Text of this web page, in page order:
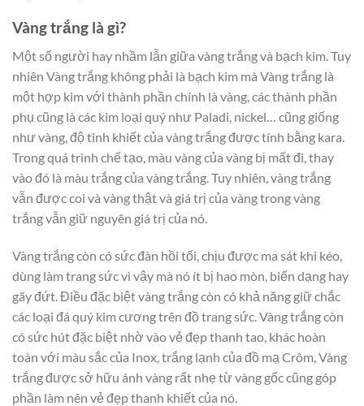
Vàng trắng là gì?
Một số người hay nhầm lẫn giữa vàng trắng và bạch kim. Tuy
nhiên Vàng trắng không phải là bạch kim mà Vàng trắng là
một hợp kim với thành phần chính là vàng, các thành phần
phụ cũng là các kim loại quý như Paladi, nickel… cũng giống
như vàng, độ tinh khiết của vàng trắng được tính bằng kara.
Trong quá trình chế tạo, màu vàng của vàng bị mất đi, thay
vào đó là màu trắng của vàng trắng. Tuy nhiên, vàng trắng
vẫn được coi và vàng thật và giá trị của vàng trong vàng
trắng vẫn giữ nguyên giá trị của nó.
Vàng trắng còn có sức đàn hồi tối, chịu được ma sát khi kéo,
dùng làm trang sức vì vậy mà nó ít bị hao mòn, biến dạng hay
gãy đứt. Điều đặc biệt vàng trắng còn có khả năng giữ chắc
các loại đá quý kim cương trên đồ trang sức. Vàng trắng còn
có sức hút đặc biệt nhờ vào vẻ đẹp thanh tao, khác hoàn
toàn với màu sắc của Inox, trắng lạnh của đồ mạ Crôm, Vàng
trắng được sở hữu ánh vàng rất nhẹ từ vàng gốc cũng góp
phần làm nên vẻ đẹp thanh khiết của nó.